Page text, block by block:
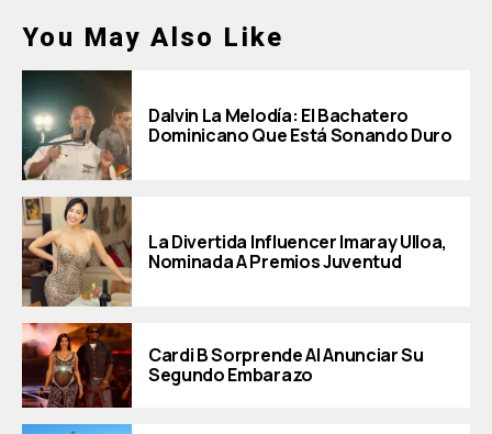
You May Also Like
Dalvin La Melodía: El Bachatero
Dominicano Que Está Sonando Duro
La Divertida Influencer Imaray Ulloa,
Nominada A Premios Juventud
Cardi B Sorprende Al Anunciar Su
Segundo Embarazo